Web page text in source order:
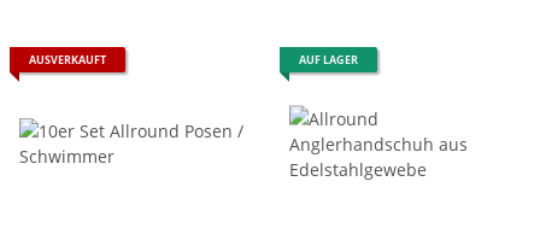
AUSVERKAUFT AUF LAGER